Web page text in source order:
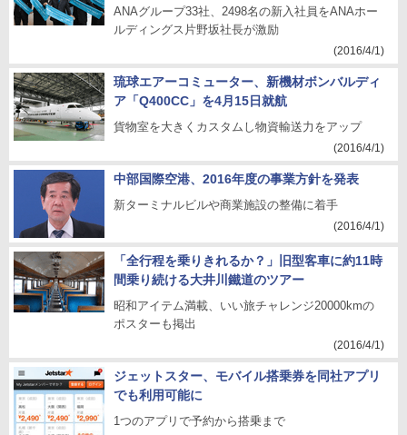
ANAグループ33社、2498名の新入社員をANAホー
ルディングス片野坂社長が激励
(2016/4/1)
琉球エアーコミューター、新機材ボンバルディ
ア「Q400CC」を4月15日就航
貨物室を大きくカスタムし物資輸送力をアップ
(2016/4/1)
中部国際空港、2016年度の事業方針を発表
新ターミナルビルや商業施設の整備に着手
(2016/4/1)
「全行程を乗りきれるか？」旧型客車に約11時
間乗り続ける大井川鐵道のツアー
昭和アイテム満載、いい旅チャレンジ20000kmの
ポスターも掲出
(2016/4/1)
ジェットスター、モバイル搭乗券を同社アプリ
でも利用可能に
1つのアプリで予約から搭乗まで